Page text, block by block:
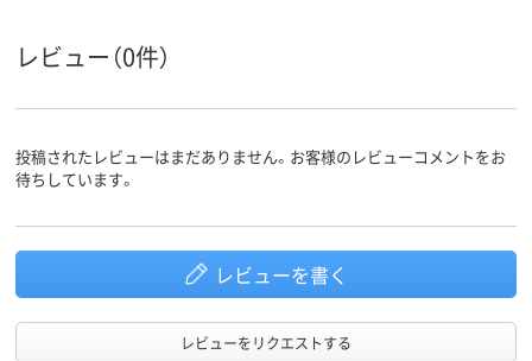
レビュー（0件）
投稿されたレビューはまだありません。お客様のレビューコメントをお
待ちしています。
レビューを書く
レビューをリクエストする